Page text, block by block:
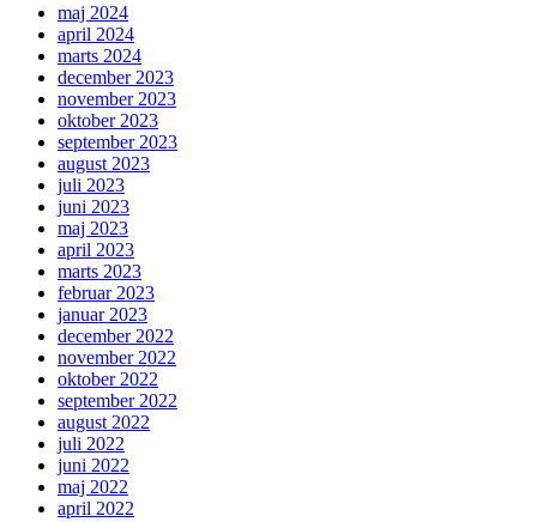
maj 2024
april 2024
marts 2024
december 2023
november 2023
oktober 2023
september 2023
august 2023
juli 2023
juni 2023
maj 2023
april 2023
marts 2023
februar 2023
januar 2023
december 2022
november 2022
oktober 2022
september 2022
august 2022
juli 2022
juni 2022
maj 2022
april 2022